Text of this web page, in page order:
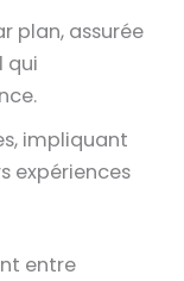
plan, assurée
qui
impliquant
expériences
entre